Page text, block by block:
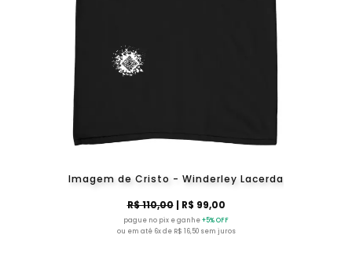
Imagem de Cristo - Winderley Lacerda
R$ 110,00| R$ 99,00
pague no pix e ganhe+5% OFF
ou em até 6x de R$ 16,50 sem juros